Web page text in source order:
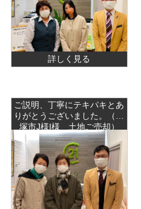
詳しく見る
ご説明、丁寧にテキパキとあ
りがとうございました。（平
塚市J様I様 土地ご売却）